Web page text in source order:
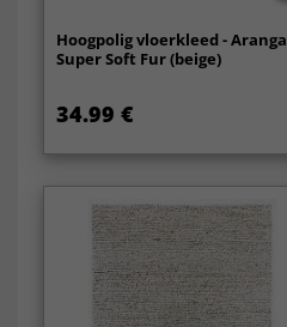
Hoogpolig vloerkleed - Aranga
Super Soft Fur (beige)
34.99 €